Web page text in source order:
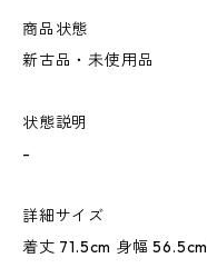
商品状態
新古品・未使用品
状態説明
-
詳細サイズ
着丈 71.5cm 身幅